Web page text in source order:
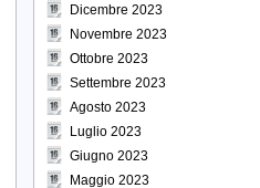
Dicembre 2023
Novembre 2023
Ottobre 2023
Settembre 2023
Agosto 2023
Luglio 2023
Giugno 2023
Maggio 2023